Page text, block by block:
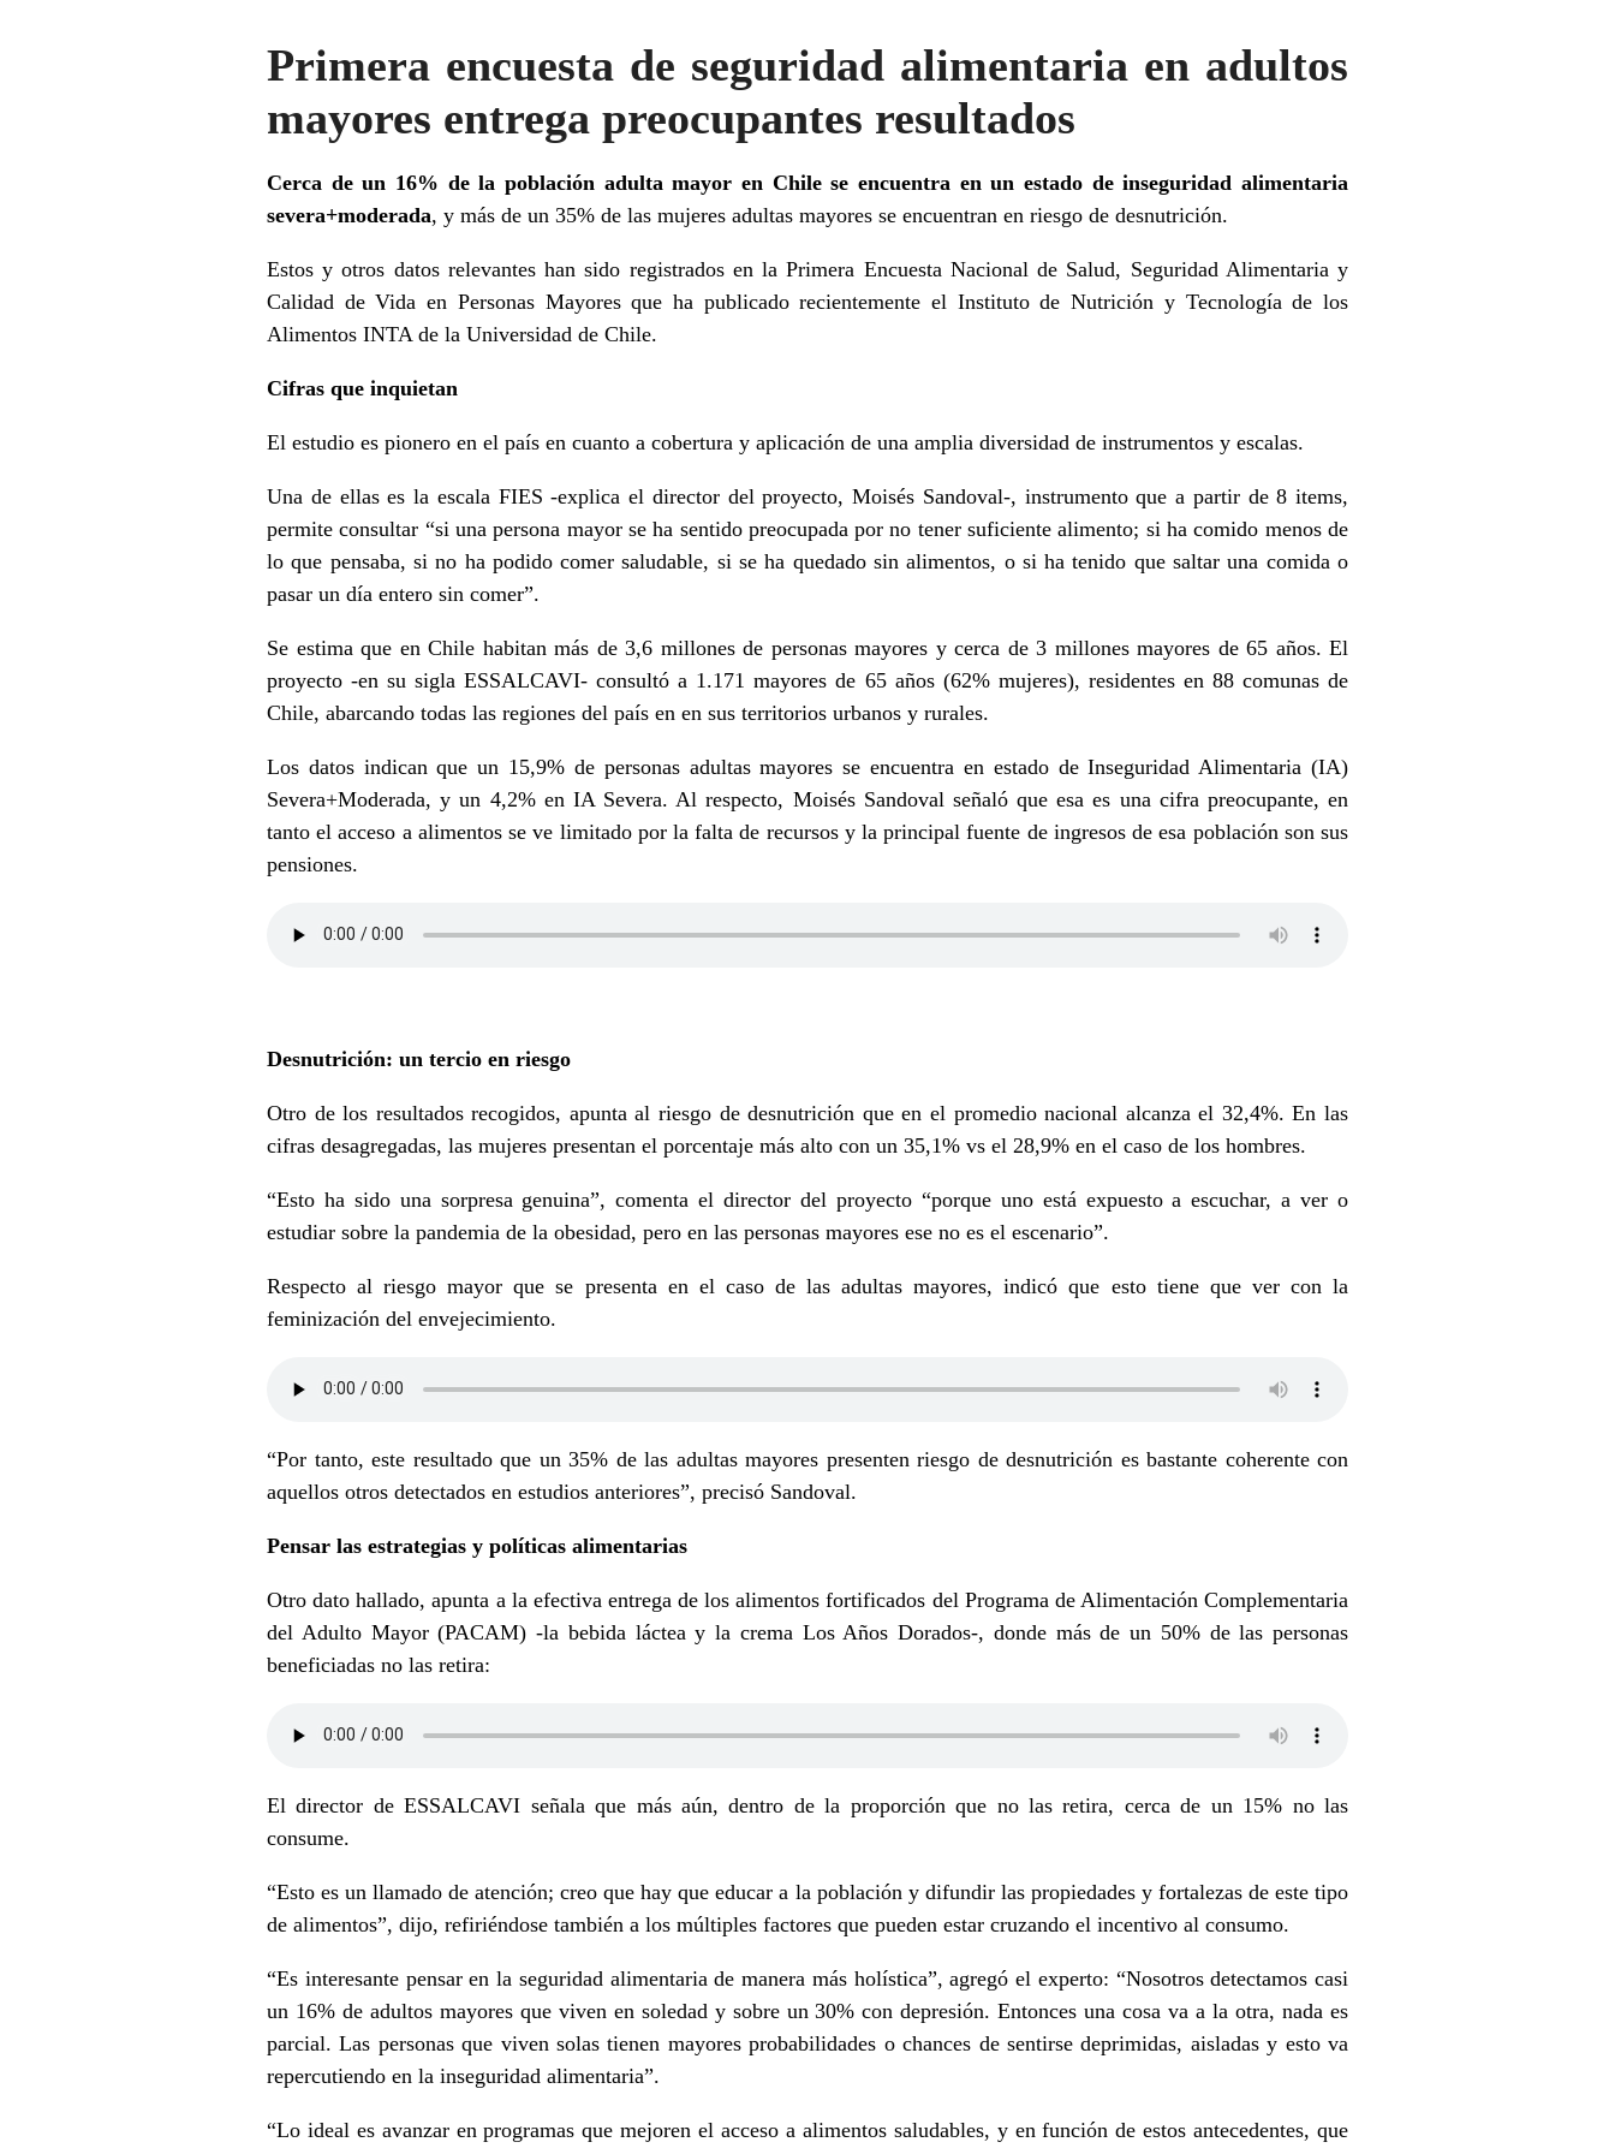
Primera encuesta de seguridad alimentaria en adultos
mayores entrega preocupantes resultados
Cerca de un 16% de la población adulta mayor en Chile se encuentra en un estado de inseguridad alimentaria
severa+moderada, y más de un 35% de las mujeres adultas mayores se encuentran en riesgo de desnutrición.
Estos y otros datos relevantes han sido registrados en la Primera Encuesta Nacional de Salud, Seguridad Alimentaria y
Calidad de Vida en Personas Mayores que ha publicado recientemente el Instituto de Nutrición y Tecnología de los
Alimentos INTA de la Universidad de Chile.
Cifras que inquietan
El estudio es pionero en el país en cuanto a cobertura y aplicación de una amplia diversidad de instrumentos y escalas.
Una de ellas es la escala FIES -explica el director del proyecto, Moisés Sandoval-, instrumento que a partir de 8 items,
permite consultar “si una persona mayor se ha sentido preocupada por no tener suficiente alimento; si ha comido menos de
lo que pensaba, si no ha podido comer saludable, si se ha quedado sin alimentos, o si ha tenido que saltar una comida o
pasar un día entero sin comer”.
Se estima que en Chile habitan más de 3,6 millones de personas mayores y cerca de 3 millones mayores de 65 años. El
proyecto -en su sigla ESSALCAVI- consultó a 1.171 mayores de 65 años (62% mujeres), residentes en 88 comunas de
Chile, abarcando todas las regiones del país en en sus territorios urbanos y rurales.
Los datos indican que un 15,9% de personas adultas mayores se encuentra en estado de Inseguridad Alimentaria (IA)
Severa+Moderada, y un 4,2% en IA Severa. Al respecto, Moisés Sandoval señaló que esa es una cifra preocupante, en
tanto el acceso a alimentos se ve limitado por la falta de recursos y la principal fuente de ingresos de esa población son sus
pensiones.
Desnutrición: un tercio en riesgo
Otro de los resultados recogidos, apunta al riesgo de desnutrición que en el promedio nacional alcanza el 32,4%. En las
cifras desagregadas, las mujeres presentan el porcentaje más alto con un 35,1% vs el 28,9% en el caso de los hombres.
“Esto ha sido una sorpresa genuina”, comenta el director del proyecto “porque uno está expuesto a escuchar, a ver o
estudiar sobre la pandemia de la obesidad, pero en las personas mayores ese no es el escenario”.
Respecto al riesgo mayor que se presenta en el caso de las adultas mayores, indicó que esto tiene que ver con la
feminización del envejecimiento.
“Por tanto, este resultado que un 35% de las adultas mayores presenten riesgo de desnutrición es bastante coherente con
aquellos otros detectados en estudios anteriores”, precisó Sandoval.
Pensar las estrategias y políticas alimentarias
Otro dato hallado, apunta a la efectiva entrega de los alimentos fortificados del Programa de Alimentación Complementaria
del Adulto Mayor (PACAM) -la bebida láctea y la crema Los Años Dorados-, donde más de un 50% de las personas
beneficiadas no las retira:
El director de ESSALCAVI señala que más aún, dentro de la proporción que no las retira, cerca de un 15% no las
consume.
“Esto es un llamado de atención; creo que hay que educar a la población y difundir las propiedades y fortalezas de este tipo
de alimentos”, dijo, refiriéndose también a los múltiples factores que pueden estar cruzando el incentivo al consumo.
“Es interesante pensar en la seguridad alimentaria de manera más holística”, agregó el experto: “Nosotros detectamos casi
un 16% de adultos mayores que viven en soledad y sobre un 30% con depresión. Entonces una cosa va a la otra, nada es
parcial. Las personas que viven solas tienen mayores probabilidades o chances de sentirse deprimidas, aisladas y esto va
repercutiendo en la inseguridad alimentaria”.
“Lo ideal es avanzar en programas que mejoren el acceso a alimentos saludables, y en función de estos antecedentes, que